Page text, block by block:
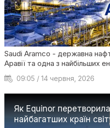
Saudi Aramco - державна
Аравії та одна з найбільших
09:05 / 14 червня, 2026
Як Equinor
найбагатших країн